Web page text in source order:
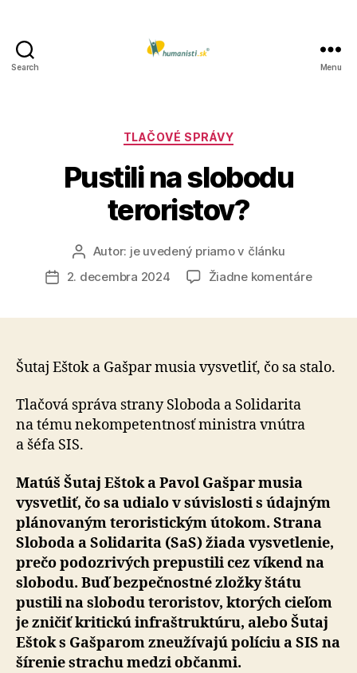
Search Menu
Kategórie
TLAČOVÉ SPRÁVY
Pustili na slobodu
teroristov?
Autor
článku
Autor: je uvedený priamo v článku
Dátum2. decembra 2024 Žiadne komentárena
Šutaj Eštok a Gašpar musia vysvetliť, čo sa stalo.
Tlačová správa strany Sloboda a Solidarita
na tému ne­kom­pe­tentnosť ministra vnútra
a šéfa SIS.
Matúš Šutaj Eštok a Pavol Gašpar musia
vysvetliť, čo sa udialo v súvislosti s údajným
plánovaným te­ro­ris­tic­kým útokom. Strana
Sloboda a Solidarita (SaS) žiada vysvetlenie,
prečo podozrivých prepustili cez víkend na
slobodu. Buď bezpečnostné zložky štátu
pustili na slobodu teroristov, ktorých cieľom
je zničiť kritickú infraštruktúru, alebo Šutaj
Eštok s Gašparom zneužívajú políciu a SIS na
šírenie strachu medzi ob­čan­mi.